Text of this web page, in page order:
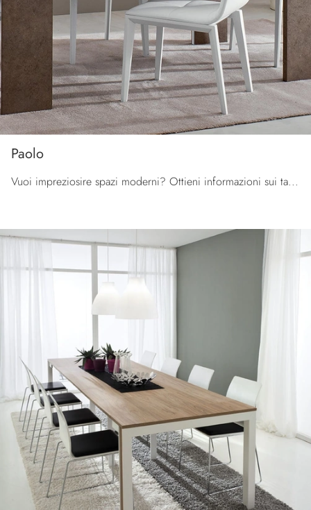
Paolo
Vuoi impreziosire spazi moderni? Ottieni informazioni sui tavoli moderni consolle: il modello da pranzo Paolo ti aspetta.